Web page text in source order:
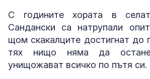
С годините хората в
Сандански са натрупали
щом скакалците достигнат до
тях нищо няма да
унищожават всичко по пътя си.